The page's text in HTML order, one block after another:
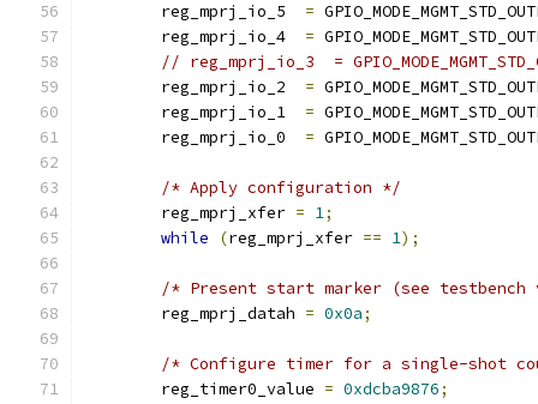
	reg_mprj_io_5
=
	reg_mprj_io_4
=
// reg_mprj_io_3  =
	reg_mprj_io_2
=
	reg_mprj_io_1
=
	reg_mprj_io_0
=
/* Apply configuration */
	reg_mprj_xfer
= 1;
while
(reg_mprj_xfer == 1);
/* Present start marker (see
	reg_mprj_datah
= 0x0a;
/* Configure timer for a single-shot
	reg_timer0_value
= 0xdcba9876;